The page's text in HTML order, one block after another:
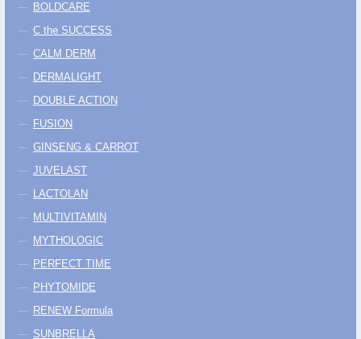
BOLDCARE
C the SUCCESS
CALM DERM
DERMALIGHT
DOUBLE ACTION
FUSION
GINSENG & CARROT
JUVELAST
LACTOLAN
MULTIVITAMIN
MYTHOLOGIC
PERFECT TIME
PHYTOMIDE
RENEW Formula
SUNBRELLA